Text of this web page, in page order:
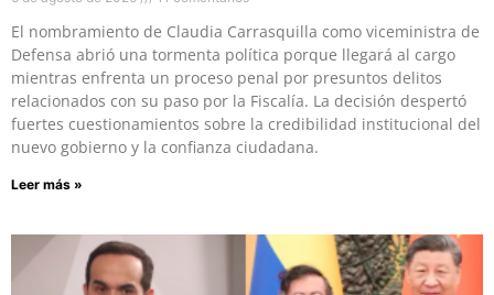
El nombramiento de Claudia Carrasquilla como viceministra de
Defensa abrió una tormenta política porque llegará al cargo
mientras enfrenta un proceso penal por presuntos delitos
relacionados con su paso por la Fiscalía. La decisión despertó
fuertes cuestionamientos sobre la credibilidad institucional del
nuevo gobierno y la confianza ciudadana.
Leer más »